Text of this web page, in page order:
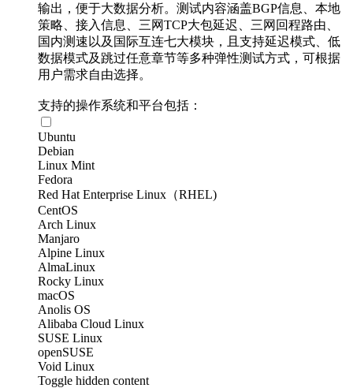
输出，便于大数据分析。测试内容涵盖BGP信息、本地
策略、接入信息、三网TCP大包延迟、三网回程路由、
国内测速以及国际互连七大模块，且支持延迟模式、低
数据模式及跳过任意章节等多种弹性测试方式，可根据
用户需求自由选择。
支持的操作系统和平台包括：
Ubuntu
Debian
Linux Mint
Fedora
Red Hat Enterprise Linux（RHEL)
CentOS
Arch Linux
Manjaro
Alpine Linux
AlmaLinux
Rocky Linux
macOS
Anolis OS
Alibaba Cloud Linux
SUSE Linux
openSUSE
Void Linux
Toggle hidden content